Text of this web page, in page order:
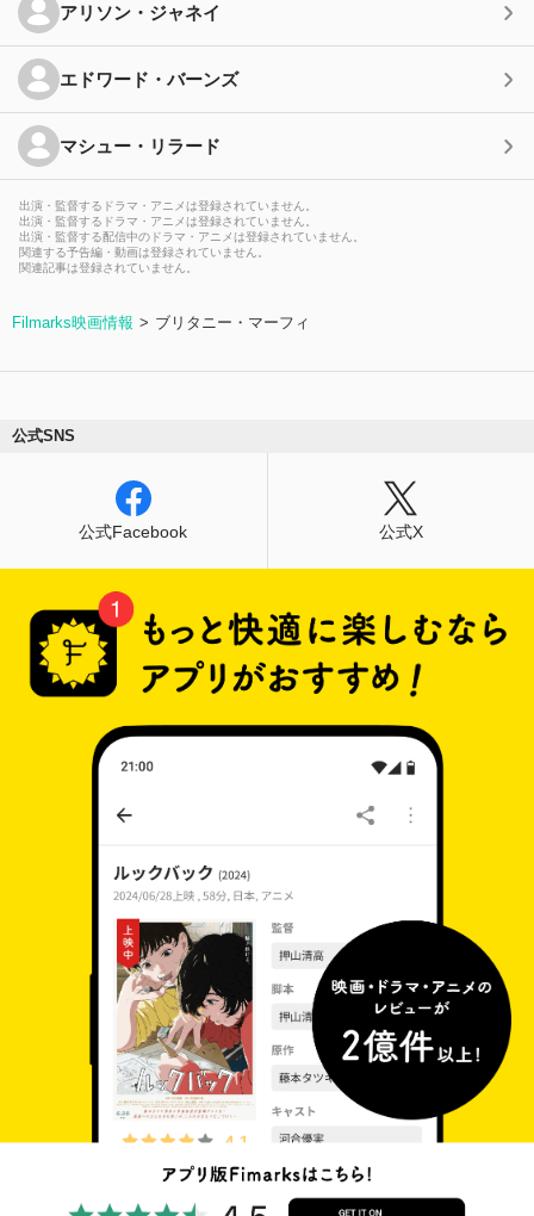
アリソン・ジャネイ
エドワード・バーンズ
マシュー・リラード
出演・監督するドラマ・アニメは登録されていません。
出演・監督するドラマ・アニメは登録されていません。
出演・監督する配信中のドラマ・アニメは登録されていません。
関連する予告編・動画は登録されていません。
関連記事は登録されていません。
Filmarks映画情報 ブリタニー・マーフィ
公式SNS
公式Facebook 公式X